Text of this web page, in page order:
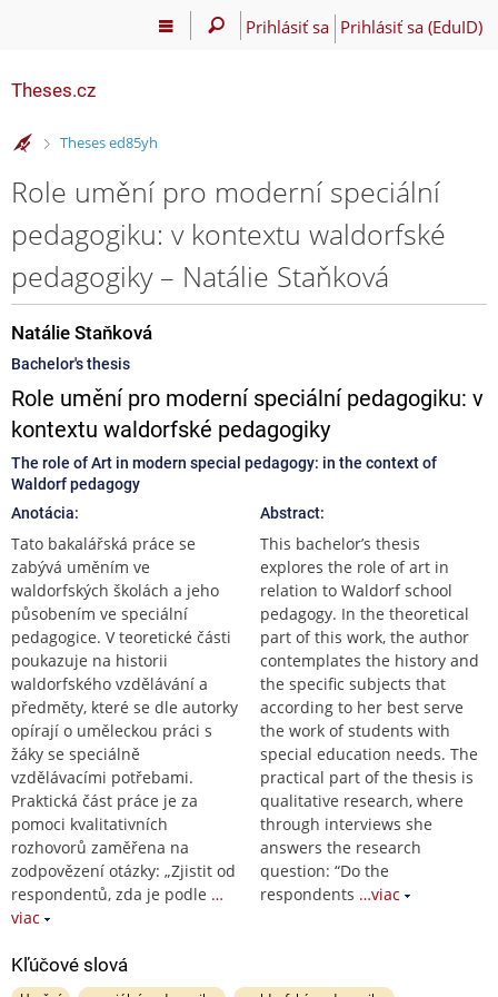
Prihlásiť sa Prihlásiť sa (EduID)
Theses.cz
>
Theses ed85yh
Role umění pro moderní speciální
pedagogiku: v kontextu waldorfské
pedagogiky – Natálie Staňková
Natálie Staňková
Bachelor's thesis
Role umění pro moderní speciální pedagogiku: v
kontextu waldorfské pedagogiky
The role of Art in modern special pedagogy: in the context of
Waldorf pedagogy
Anotácia:
Tato bakalářská práce se
zabývá uměním ve
waldorfských školách a jeho
působením ve speciální
pedagogice. V teoretické části
poukazuje na historii
waldorfského vzdělávání a
předměty, které se dle autorky
opírají o uměleckou práci s
žáky se speciálně
vzdělávacími potřebami.
Praktická část práce je za
pomoci kvalitativních
rozhovorů zaměřena na
zodpovězení otázky: „Zjistit od
respondentů, zda je podle …
viac
Abstract:
This bachelor’s thesis
explores the role of art in
relation to Waldorf school
pedagogy. In the theoretical
part of this work, the author
contemplates the history and
the specific subjects that
according to her best serve
the work of students with
special education needs. The
practical part of the thesis is
qualitative research, where
through interviews she
answers the research
question: “Do the
respondents …viac
Kľúčové slová